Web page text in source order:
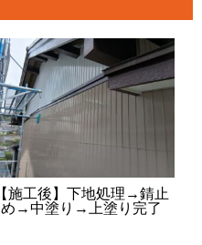
【施工後】下地処理→錆止
め→中塗り→上塗り完了